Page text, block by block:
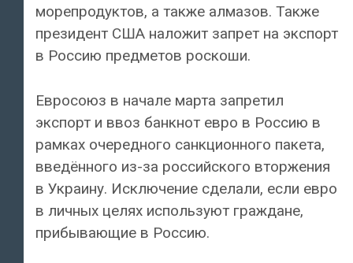
морепродуктов, а также алмазов. Также
президент США наложит запрет на экспорт
в Россию предметов роскоши.
Евросоюз в начале марта запретил
экспорт и ввоз банкнот евро в Россию в
рамках очередного санкционного пакета,
введённого из-за российского вторжения
в Украину. Исключение сделали, если евро
в личных целях используют граждане,
прибывающие в Россию.